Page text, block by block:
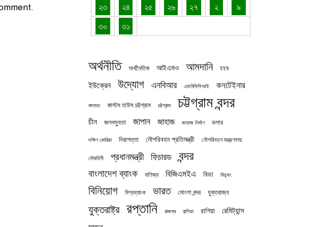
২৩ ২৪ ২৫ ২৬ ২৭ ২
৯
৩০
৩১
অর্থনীতি অর্থনৈতিক আইএমও আমদানি ইইউ
ইউক্রেন উদ্যোগ এনবিআর এফবিসিসিআই কনটেইনার
কানাডা কাস্টম হাউস চট্টগ্রাম চট্টগ্রাম চট্টগ্রাম বন্দর
চীন জলদস্যুতা জাপান জাহাজ জাহাজ নির্মাণ ডলার
দক্ষিণ কোরিয়া নিরাপত্তা নৌপরিবহন প্রতিমন্ত্রী নৌপরিবহন মন্ত্রণালয়
নৌবাহিনী প্রধানমন্ত্রী ফিচারড বন্দর
বাংলাদেশ ব্যাংক বাণিজ্য বিজিএমইএ বিডা বিদ্যুৎ
বিনিয়োগ বিশ্বব্যাংক ভারত মোংলা বন্দর যুক্তরাজ্য
যুক্তরাষ্ট্র রপ্তানি রাজস্ব রাশিয়া রাশিয়া রেমিট্যান্স